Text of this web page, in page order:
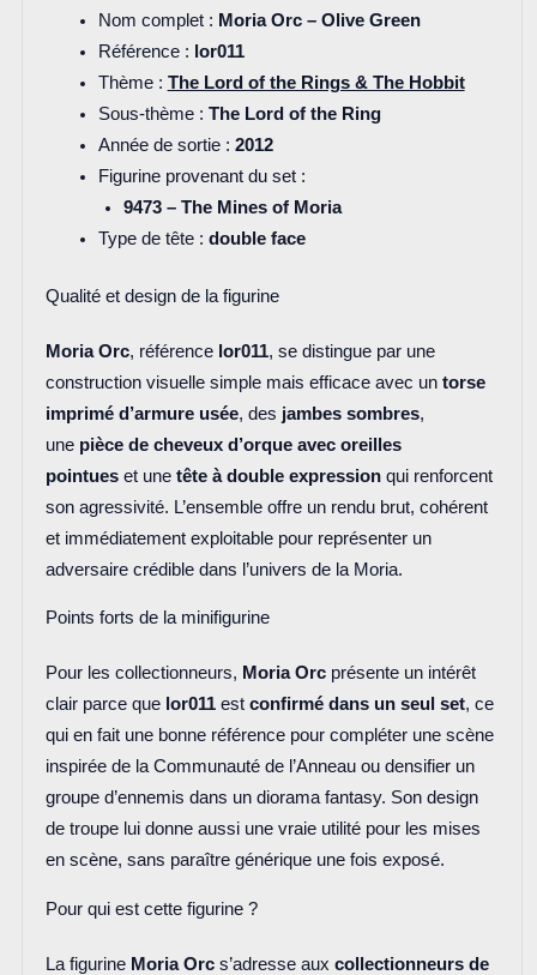
Nom complet : Moria Orc – Olive Green
Référence : lor011
Thème : The Lord of the Rings & The Hobbit
Sous-thème : The Lord of the Ring
Année de sortie : 2012
Figurine provenant du set :
9473 – The Mines of Moria
Type de tête : double face
Qualité et design de la figurine
Moria Orc, référence lor011, se distingue par une
construction visuelle simple mais efficace avec un torse
imprimé d’armure usée, des jambes sombres,
une pièce de cheveux d’orque avec oreilles
pointueset une tête à double expressionqui renforcent
son agressivité. L’ensemble offre un rendu brut, cohérent
et immédiatement exploitable pour représenter un
adversaire crédible dans l’univers de la Moria.
Points forts de la minifigurine
Pour les collectionneurs, Moria Orcprésente un intérêt
clair parce que lor011est confirmé dans un seul set, ce
qui en fait une bonne référence pour compléter une scène
inspirée de la Communauté de l’Anneau ou densifier un
groupe d’ennemis dans un diorama fantasy. Son design
de troupe lui donne aussi une vraie utilité pour les mises
en scène, sans paraître générique une fois exposé.
Pour qui est cette figurine ?
La figurine Moria Orcs’adresse aux collectionneurs de